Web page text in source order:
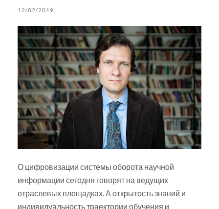
12/02/2019
О цифровизации системы оборота научной
информации сегодня говорят на ведущих
отраслевых площадках. А открытость знаний и
индивидуальность траектории обучения и